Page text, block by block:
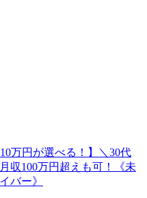
万円が選べる！】＼30代
収100万円超えも可！《未
バー》